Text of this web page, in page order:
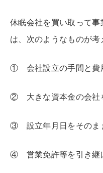
休眠会社を買い取って
は、次のようなものが考
① 会社設立の手間と費
② 大きな資本金の会社
③ 設立年月日をそのま
④ 営業免許等を引き継